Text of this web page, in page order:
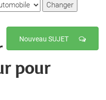
Nouveau SUJET
pour